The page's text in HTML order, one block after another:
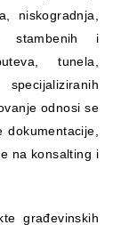
niskogradnja,
stambenih i
tunela,
odnosi se
na konsalting i
građevinskih